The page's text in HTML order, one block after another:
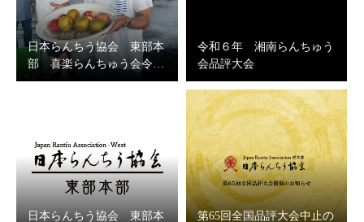
日本らんちう協会 東部本
部 喜楽らんちゅう会令…
令和６年 湘南らんちゅう
会品評大会
日本らんちう協会 東部本
第65回全国品評大会中止の